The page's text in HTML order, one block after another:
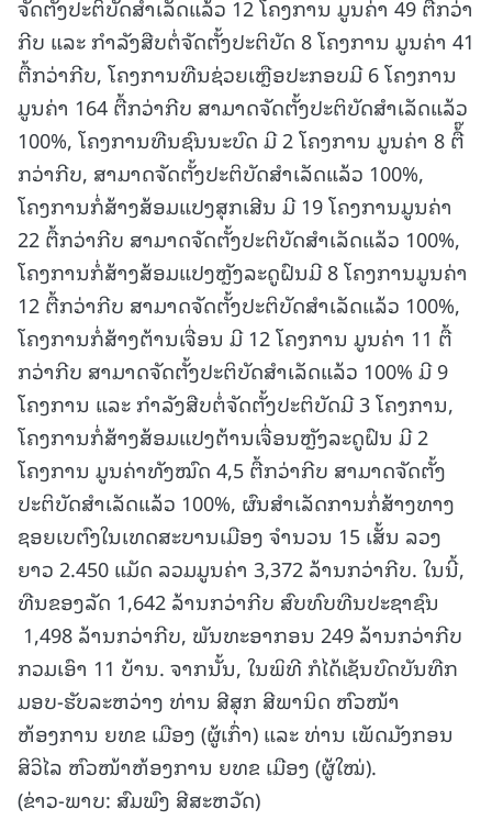
ຈັດຕັ້ງປະຕິບັດສຳເລັດແລ້ວ 12 ໂຄງການ ມູນຄ່າ 49 ຕື້ກວ່າ
ກີບ ແລະ ກຳລັງສືບຕໍ່ຈັດຕັ້ງປະຕິບັດ 8 ໂຄງການ ມູນຄ່າ 41
ຕື້ກວ່າກີບ, ໂຄງການທືນຊ່ວຍເຫຼືອປະກອບມີ 6 ໂຄງການ
ມູນຄ່າ 164 ຕື້ກວ່າກີບ ສາມາດຈັດຕັ້ງປະຕິບັດສຳເລັດແລ້ວ
100%, ໂຄງການທືນຊົນນະບົດ ມີ 2 ໂຄງການ ມູນຄ່າ 8 ຕື້໊
ກວ່າກີບ, ສາມາດຈັດຕັ້ງປະຕິບັດສຳເລັດແລ້ວ 100%,
ໂຄງການກໍ່ສ້າງສ້ອມແປງສຸກເສີນ ມີ 19 ໂຄງການມູນຄ່າ
22 ຕື້ກວ່າກີບ ສາມາດຈັດຕັ້ງປະຕິບັດສຳເລັດແລ້ວ 100%,
ໂຄງການກໍ່ສ້າງສ້ອມແປງຫຼັງລະດູຝົນມີ 8 ໂຄງການມູນຄ່າ
12 ຕື້ກວ່າກີບ ສາມາດຈັດຕັ້ງປະຕິບັດສຳເລັດແລ້ວ 100%,
ໂຄງການກໍ່ສ້າງຕ້ານເຈື່ອນ ມີ 12 ໂຄງການ ມູນຄ່າ 11 ຕື້
ກວ່າກີບ ສາມາດຈັດຕັ້ງປະຕິບັດສຳເລັດແລ້ວ 100% ມີ 9
ໂຄງການ ແລະ ກໍາລັງສືບຕໍ່ຈັດຕັ້ງປະຕິບັດມີ 3 ໂຄງການ,
ໂຄງການກໍ່ສ້າງສ້ອມແປງຕ້ານເຈື່ອນຫຼັງລະດູຝົນ ມີ 2
ໂຄງການ ມູນຄ່າທັງໝົດ 4,5 ຕື້ກວ່າກີບ ສາມາດຈັດຕັ້ງ
ປະຕິບັດສຳເລັດແລ້ວ 100%, ຜົນສຳເລັດການກໍ່ສ້າງທາງ
ຊອຍເບຕົງໃນເທດສະບານເມືອງ ຈຳນວນ 15 ເສັ້ນ ລວງ
ຍາວ 2.450 ແມັດ ລວມມູນຄ່າ 3,372 ລ້ານກວ່າກີບ. ໃນນີ້,
ທືນຂອງລັດ 1,642 ລ້ານກວ່າກີບ ສົບທົບທືນປະຊາຊົນ
1,498 ລ້ານກວ່າກີບ, ພັນທະອາກອນ 249 ລ້ານກວ່າກີບ
ກວມເອົາ 11 ບ້ານ. ຈາກນັ້ນ, ໃນພິທີ ກໍໄດ້ເຊັນບົດບັນທືກ
ມອບ-ຮັບລະຫວ່າງ ທ່ານ ສີສຸກ ສີພານິດ ຫົວໜ້າ
ຫ້ອງການ ຍທຂ ເມືອງ (ຜູ້ເກົ່າ) ແລະ ທ່ານ ເພັດມັງກອນ
ສິວິໄລ ຫົວໜ້າຫ້ອງການ ຍທຂ ເມືອງ (ຜູ້ໃໝ່).
(ຂ່າວ-ພາບ: ສົມພົງ ສີສະຫວັດ)